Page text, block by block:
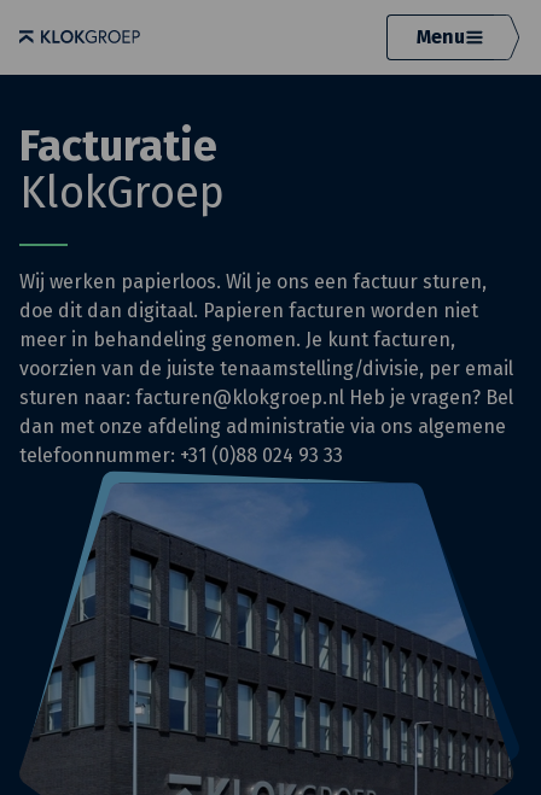
Menu
Facturatie
KlokGroep
Wij werken papierloos. Wil je ons een factuur sturen,
doe dit dan digitaal. Papieren facturen worden niet
meer in behandeling genomen. Je kunt facturen,
voorzien van de juiste tenaamstelling/divisie, per email
sturen naar: facturen@klokgroep.nl Heb je vragen? Bel
dan met onze afdeling administratie via ons algemene
telefoonnummer: +31 (0)88 024 93 33